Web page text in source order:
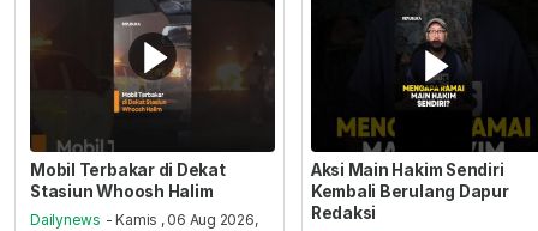
Mobil Terbakar di Dekat
Stasiun Whoosh Halim
Dailynews - Kamis , 06 Aug 2026,
Aksi Main Hakim Sendiri
Kembali Berulang Dapur
Redaksi